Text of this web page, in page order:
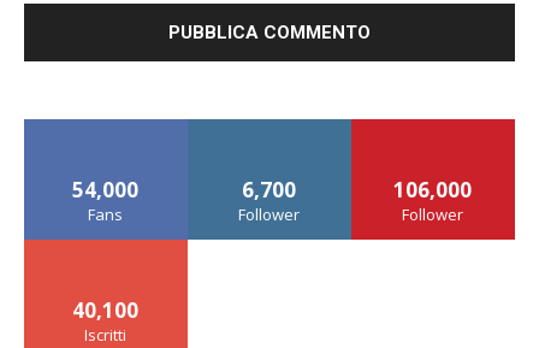
54,000
Fans
6,700
Follower
106,000
Follower
40,100
Iscritti